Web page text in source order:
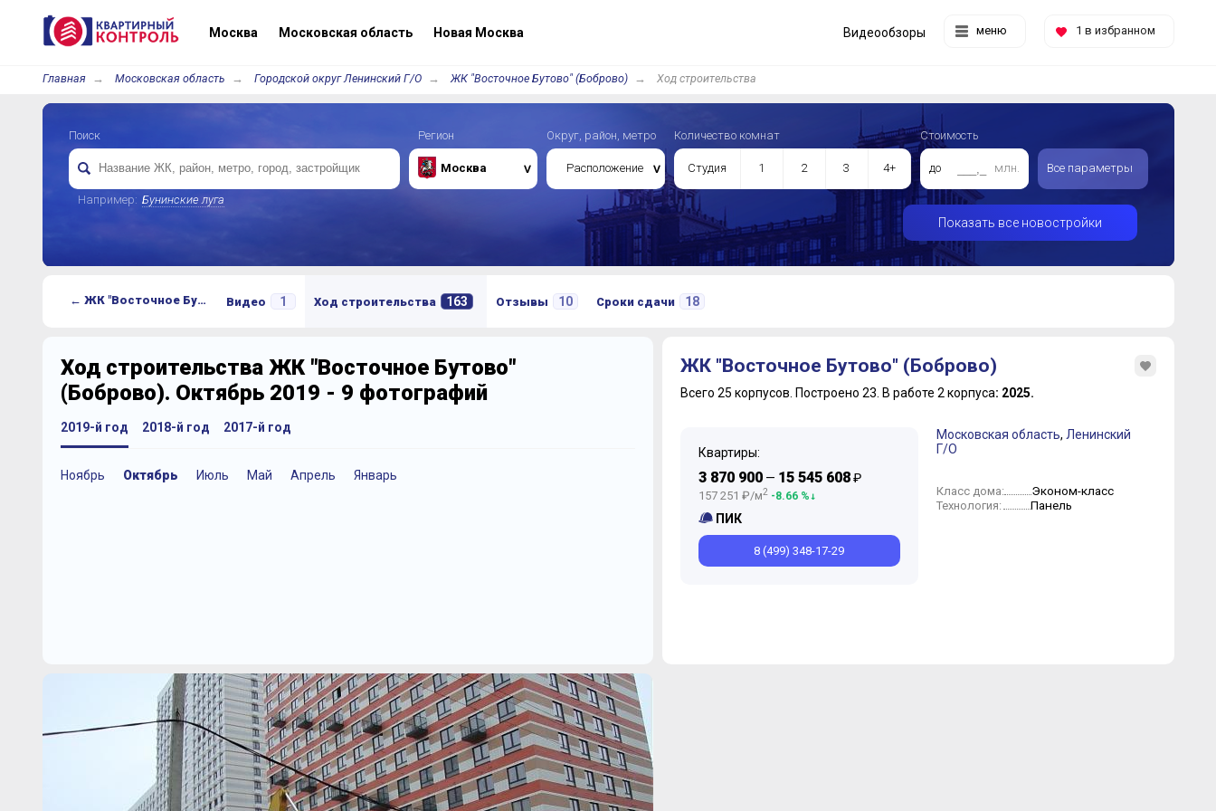
Москва Московская область Новая Москва меню 1 в избранном
Видеообзоры
Главная Московская область Городской округ Ленинский Г/О ЖК "Восточное Бутово" (Боброво) Ход строительства
Поиск
Например: Бунинские луга
Регион
Москва
Округ, район, метро
Расположение
Количество комнат
Студия 1 2 3 4+
Стоимость
до млн. Все параметры
Показать все новостройки
← ЖК "Восточное Бутово" (Боброво) Видео 1 Ход строительства 163 Отзывы 10 Сроки сдачи 18
Ход строительства ЖК "Восточное Бутово"
(Боброво). Октябрь 2019 - 9 фотографий
2019-й год
Ноябрь Октябрь Июль Май Апрель Январь
2018-й год
Ноябрь Август Июнь Май
2017-й год
Декабрь Ноябрь Октябрь
ЖК "Восточное Бутово" (Боброво)
Всего 25 корпусов. Построено 23. В работе 2 корпуса: 2025.
Квартиры:
3 870 900— 15 545 608₽
157 251 ₽/м2-8.66 %
ПИК
8 (499) 348-17-29
Московская область, Ленинский
Г/О
Класс дома: Эконом-класс
Технология: Панель